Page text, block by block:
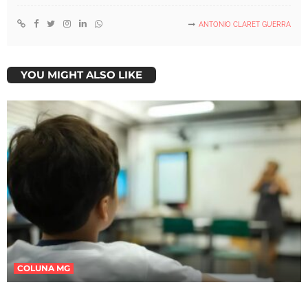
ANTONIO CLARET GUERRA
YOU MIGHT ALSO LIKE
COLUNA MG